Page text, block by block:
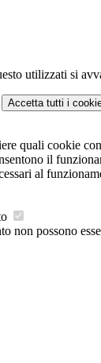
utilizzati si
Accetta tutti i
quali cookie
il
al
non possono